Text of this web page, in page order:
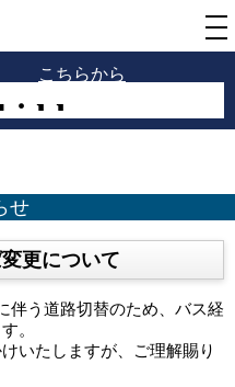
こちらから
せ
更について
伴う道路切替のため、バス経
。
いたしますが、ご理解賜り